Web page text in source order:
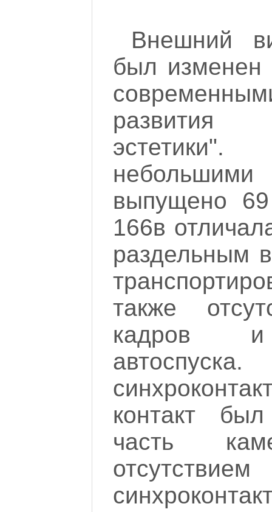
Внешний
был изменен
развития
выпущено
166в
раздельным
также
кадров и
контакт
часть